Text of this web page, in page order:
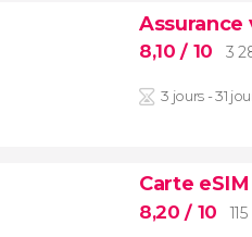
Assurance
8,10/ 10 3
3 jours - 31
Carte
8,20/ 10